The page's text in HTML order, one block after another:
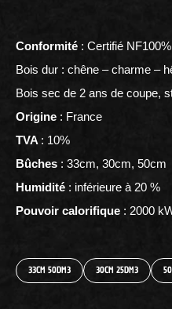
Conformité : Certifié NF100%
Bois dur : chêne – charme –
Bois sec de 2 ans de coupe,
Origine : France
TVA : 10%
Bûches : 33cm, 30cm, 50cm
Humidité : inférieure à 20 %
Pouvoir calorifique : 2000
33CM 50DM3 30CM 25DM3